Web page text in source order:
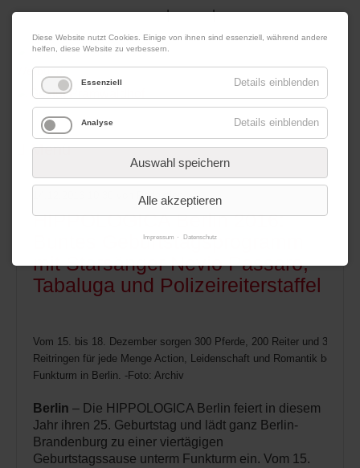
09. August 2026 Impressum|Kontakt|Datenschutz
Werbung
Menü
von Redaktion
HIPPOLOGICA Berlin 2016:
Buntes Geburtstagsprogramm
mit Starsänger Nevio Passaro,
Tabaluga und Polizeireiterstaffel
Vom 15. bis 18. Dezember sorgen 300 Pferde, 200 Reiter und 30
Reitringen für jede Menge Action, Leidenschaft und Romantik bei der
Funkturm in Berlin. -Foto: Archiv
Berlin – Die HIPPOLOGICA Berlin feiert in diesem
Jahr ihren 25. Geburtstag und lädt ganz Berlin-
Brandenburg zu einer viertägigen
Geburtstagssause unterm Funkturm ein. Vom 15.
Diese Website nutzt Cookies. Einige von ihnen sind essenziell, während andere
helfen, diese Website zu verbessern.
Essenziell Details einblenden
Analyse Details einblenden
Auswahl speichern
Alle akzeptieren
Impressum Datenschutz